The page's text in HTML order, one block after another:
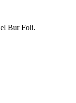
Bur Foli.